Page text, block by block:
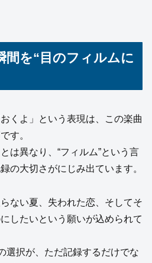
間を“目のフィルムに
くよ」という表現は、この楽曲
す。
は異なり、“フィルム”という言
の大切さがにじみ出ています。
ない夏、失われた恋、そしてそ
したいという願いが込められて
選択が、ただ記録するだけでな